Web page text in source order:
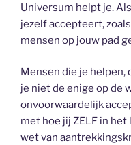
Universum helpt je.
jezelf accepteert,
mensen op jouw pad
Mensen die je helpen,
je niet de enige op de
onvoorwaardelijk
met hoe jij ZELF in
wet van